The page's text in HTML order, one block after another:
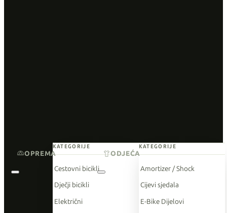
KATEGORIJE
Cestovni bicikli
Dječji bicikli
Električni
KATEGORIJE
Amortizer / Shock
Cijevi sjedala
E-Bike Dijelovi
OPREMA ODJEĆA